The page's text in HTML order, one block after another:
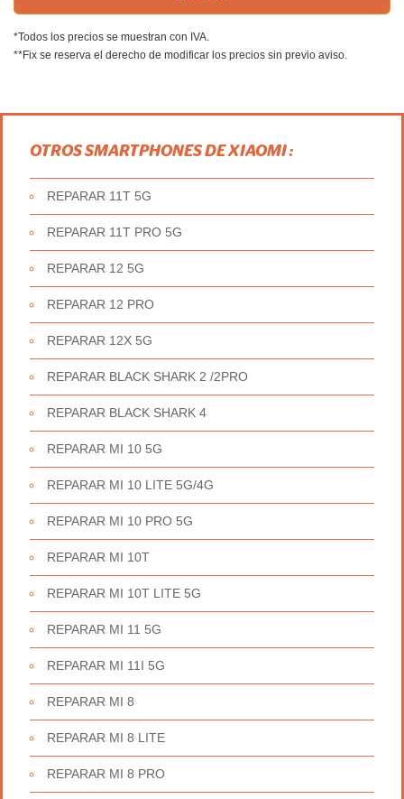
*Todos los precios se muestran con IVA.
**Fix se reserva el derecho de modificar los precios sin previo aviso.
OTROS SMARTPHONES DE XIAOMI :
REPARAR 11T 5G
REPARAR 11T PRO 5G
REPARAR 12 5G
REPARAR 12 PRO
REPARAR 12X 5G
REPARAR BLACK SHARK 2 /2PRO
REPARAR BLACK SHARK 4
REPARAR MI 10 5G
REPARAR MI 10 LITE 5G/4G
REPARAR MI 10 PRO 5G
REPARAR MI 10T
REPARAR MI 10T LITE 5G
REPARAR MI 11 5G
REPARAR MI 11I 5G
REPARAR MI 8
REPARAR MI 8 LITE
REPARAR MI 8 PRO